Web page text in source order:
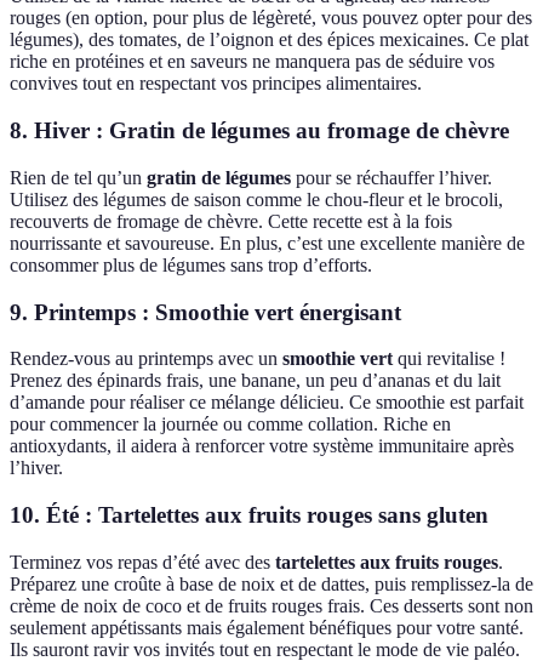
rouges (en option, pour plus de légèreté, vous pouvez opter pour des
légumes), des tomates, de l’oignon et des épices mexicaines. Ce plat
riche en protéines et en saveurs ne manquera pas de séduire vos
convives tout en respectant vos principes alimentaires.
8. Hiver : Gratin de légumes au fromage de chèvre
Rien de tel qu’un gratin de légumes pour se réchauffer l’hiver.
Utilisez des légumes de saison comme le chou-fleur et le brocoli,
recouverts de fromage de chèvre. Cette recette est à la fois
nourrissante et savoureuse. En plus, c’est une excellente manière de
consommer plus de légumes sans trop d’efforts.
9. Printemps : Smoothie vert énergisant
Rendez-vous au printemps avec un smoothie vert qui revitalise !
Prenez des épinards frais, une banane, un peu d’ananas et du lait
d’amande pour réaliser ce mélange délicieu. Ce smoothie est parfait
pour commencer la journée ou comme collation. Riche en
antioxydants, il aidera à renforcer votre système immunitaire après
l’hiver.
10. Été : Tartelettes aux fruits rouges sans gluten
Terminez vos repas d’été avec des tartelettes aux fruits rouges.
Préparez une croûte à base de noix et de dattes, puis remplissez-la de
crème de noix de coco et de fruits rouges frais. Ces desserts sont non
seulement appétissants mais également bénéfiques pour votre santé.
Ils sauront ravir vos invités tout en respectant le mode de vie paléo.